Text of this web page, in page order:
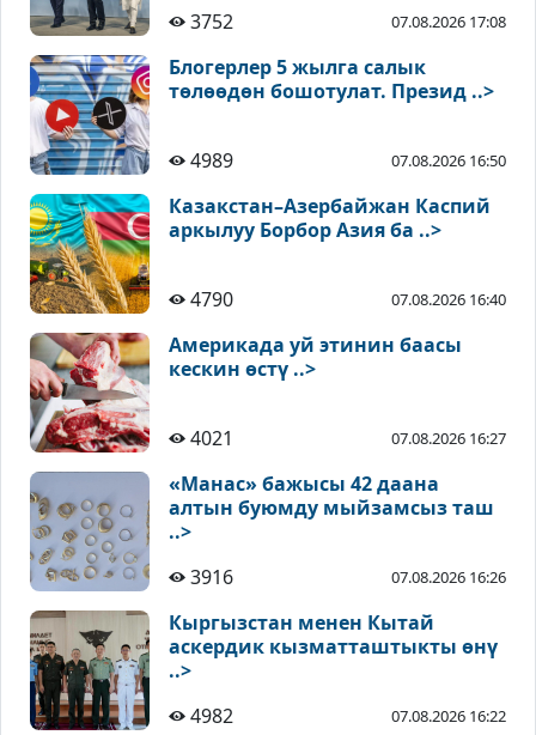
3752 07.08.2026 17:08
Блогерлер 5 жылга салык
төлөөдөн бошотулат. Презид ..>
4989 07.08.2026 16:50
Казакстан–Азербайжан Каспий
аркылуу Борбор Азия ба ..>
4790 07.08.2026 16:40
Америкада уй этинин баасы
кескин өстү ..>
4021 07.08.2026 16:27
«Манас» бажысы 42 даана
алтын буюмду мыйзамсыз таш
..>
3916
07.08.2026 16:26
Кыргызстан менен Кытай
аскердик кызматташтыкты өнү
..>
4982
07.08.2026 16:22